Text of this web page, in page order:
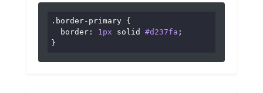
.border-primary {
border : 1px solid #d237fa ;
}